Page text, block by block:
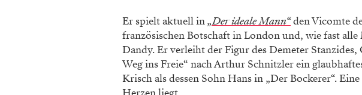
Er spielt aktuell in„Der ideale Mann“den Vicomte
französischen Botschaft in London und, wie fast
Dandy. Er verleiht der Figur des Demeter
Weg ins Freie“ nach Arthur Schnitzler ein
Krisch als dessen Sohn Hans in „Der Bockerer“.